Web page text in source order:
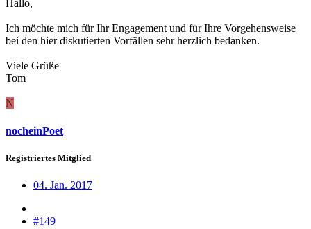
Hallo,
Ich möchte mich für Ihr Engagement und für Ihre Vorgehensweise
bei den hier diskutierten Vorfällen sehr herzlich bedanken.
Viele Grüße
Tom
N
nocheinPoet
Registriertes Mitglied
04. Jan. 2017
#149